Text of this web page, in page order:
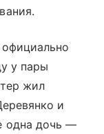
у пары
жил
и
одна дочь —